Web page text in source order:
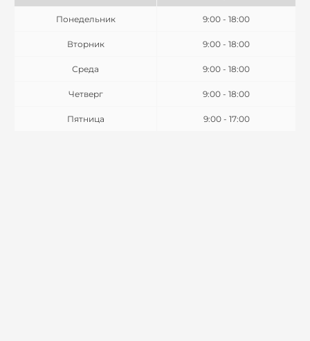
Понедельник 9:00 - 18:00
Вторник 9:00 - 18:00
Среда 9:00 - 18:00
Четверг 9:00 - 18:00
Пятница 9:00 - 17:00